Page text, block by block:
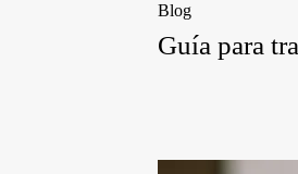
Blog
Guía para